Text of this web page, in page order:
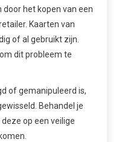
het kopen van een
Kaarten van
of al gebruikt zijn.
dit probleem te
of gemanipuleerd is,
Behandel je
op een veilige